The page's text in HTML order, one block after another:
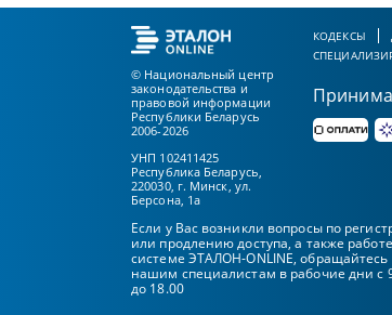
© Национальный центр
законодательства и
правовой информации
Республики Беларусь
2006-2026
УНП 102411425
Республика Беларусь,
220030, г. Минск, ул.
Берсона, 1а
КОДЕКСЫ
Если у Вас возникли вопросы по
или продлению доступа, а также
системе ЭТАЛОН-ONLINE, обращайтесь
нашим специалистам в рабочие дни с
до 18.00